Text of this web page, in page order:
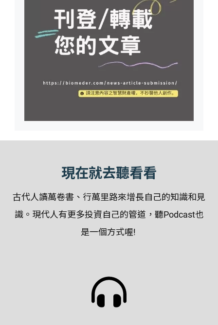
現在就去聽看看
古代人讀萬卷書、行萬里路來增長自己的知識和見
識。現代人有更多投資自己的管道，聽Podcast也
是一個方式喔!